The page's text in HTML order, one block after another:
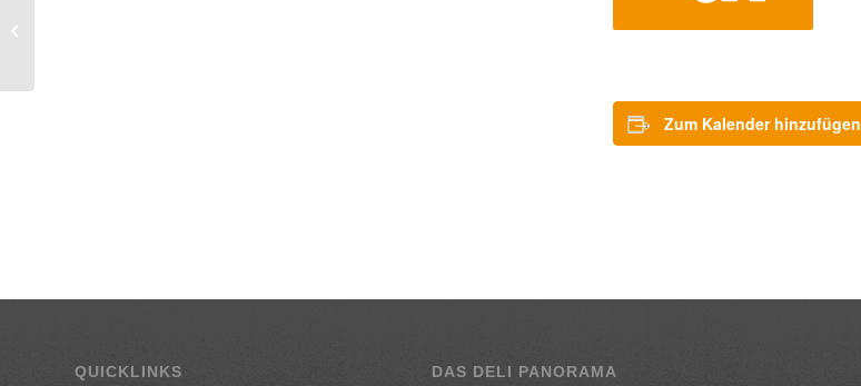
Zum Kalender hinzufügen
QUICKLINKS DAS DELI PANORAMA